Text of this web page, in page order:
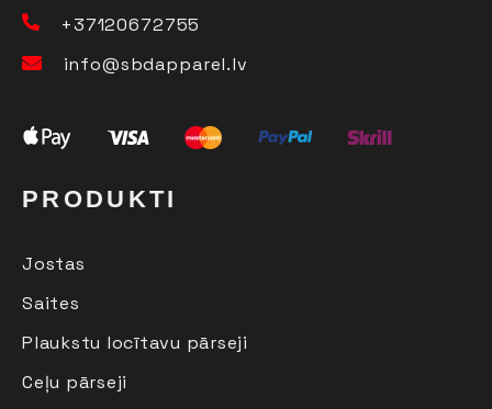
+37120672755
info@sbdapparel.lv
PRODUKTI
Jostas
Saites
Plaukstu locītavu pārseji
Ceļu pārseji